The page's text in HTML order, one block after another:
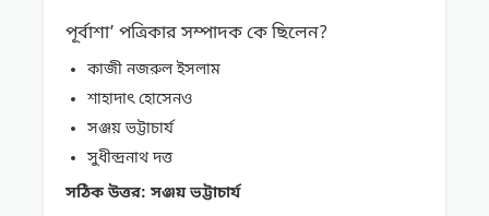
পূর্বাশা’ পত্রিকার সম্পাদক কে ছিলেন?
কাজী নজরুল ইসলাম
শাহাদাৎ হোসেনও
সঞ্জয় ভট্টাচার্য
সুধীন্দ্রনাথ দত্ত
সঠিক উত্তর: সঞ্জয় ভট্টাচার্য